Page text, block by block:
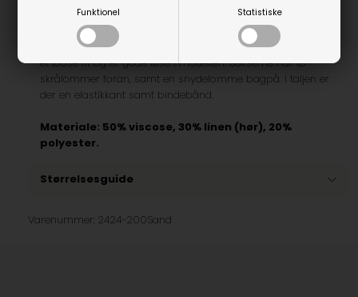
Funktionel Statistiske
GRUNT Allan Linen Pants
Mega lækre hørbukser i sandfarve fra Grunt. Bukserne har
et loose fit og er gode løse i modellen. Bukserne har to
skrålommer foran, samt en snydelomme bagpå. I taljen er
der en elastikkant samt bindebånd.
Materiale: 50% viscose, 30% linen (hør), 20%
polyester.
Størrelsesguide
Varenummer: 2424-200Sand